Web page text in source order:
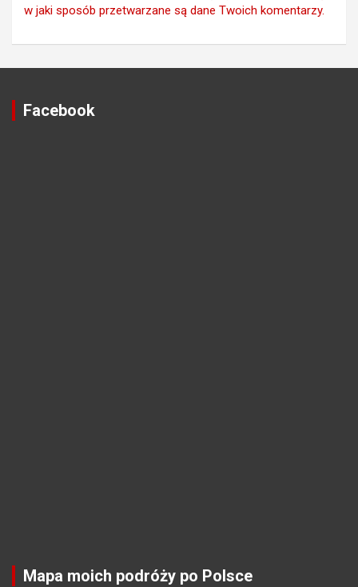
w jaki sposób przetwarzane są dane Twoich komentarzy.
Facebook
Mapa moich podróży po Polsce